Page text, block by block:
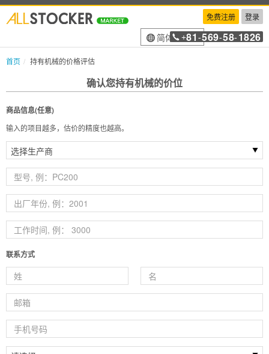
免费注册 登录
简体中文
+81 -569-58-1826
首页 持有机械的价格评估
确认您持有机械的价位
商品信息(任意)
输入的项目越多，估价的精度也越高。
联系方式